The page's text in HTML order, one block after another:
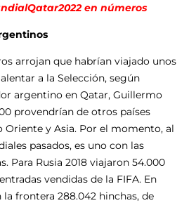
en números
arrojan que habrían viajado unos
a la Selección, según
argentino en Qatar, Guillermo
provendrían de otros países
Oriente y Asia. Por el momento, al
pasados, es uno con las
Para Rusia 2018 viajaron 54.000
vendidas de la FIFA. En
la frontera 288.042 hinchas, de